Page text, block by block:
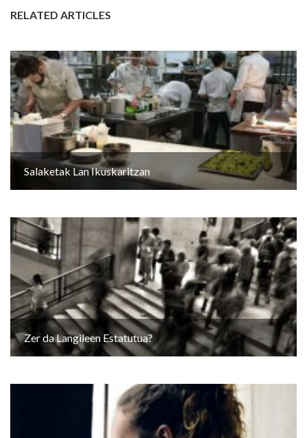
RELATED ARTICLES
Salaketak Lan Ikuskaritzan
Zer da Langileen Estatutua?